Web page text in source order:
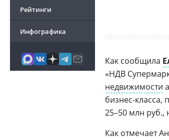
Рейтинги
Инфографика
Как сообщила
«НДВ
недвижимости
бизнес-класса,
25–50 млн руб.,
Как отмечает